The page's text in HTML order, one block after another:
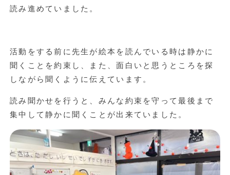
読み進めていました。
活動をする前に先生が絵本を読んでいる時は静かに
聞くことを約束し、また、面白いと思うところを探
しながら聞くように伝えています。
読み聞かせを行うと、みんな約束を守って最後まで
集中して静かに聞くことが出来ていました。